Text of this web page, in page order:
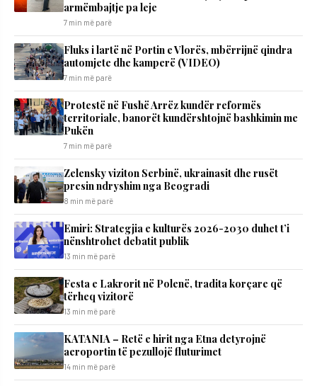
armëmbajtje pa leje
7 min më parë
Fluks i lartë në Portin e Vlorës, mbërrijnë qindra
automjete dhe kamperë (VIDEO)
7 min më parë
Protestë në Fushë Arrëz kundër reformës
territoriale, banorët kundërshtojnë bashkimin me
Pukën
7 min më parë
Zelensky viziton Serbinë, ukrainasit dhe rusët
presin ndryshim nga Beogradi
8 min më parë
Emiri: Strategjia e kulturës 2026-2030 duhet t’i
nënshtrohet debatit publik
13 min më parë
Festa e Lakrorit në Polenë, tradita korçare që
tërheq vizitorë
13 min më parë
KATANIA – Retë e hirit nga Etna detyrojnë
aeroportin të pezullojë fluturimet
14 min më parë